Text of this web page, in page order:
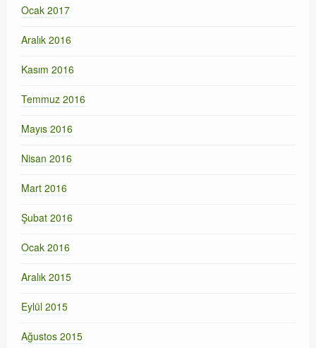
Ocak 2017
Aralık 2016
Kasım 2016
Temmuz 2016
Mayıs 2016
Nisan 2016
Mart 2016
Şubat 2016
Ocak 2016
Aralık 2015
Eylül 2015
Ağustos 2015